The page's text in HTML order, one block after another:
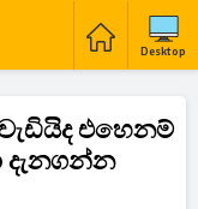
Desktop
එහෙනම්
දැනගන්න